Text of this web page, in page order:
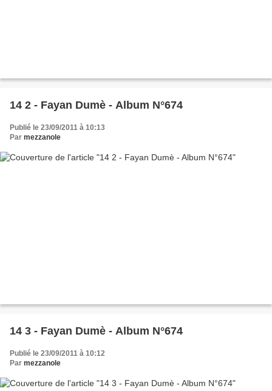
14 2 - Fayan Dumè - Album N°674
Publié le 23/09/2011 à 10:13
Par mezzanole
14 3 - Fayan Dumè - Album N°674
Publié le 23/09/2011 à 10:12
Par mezzanole